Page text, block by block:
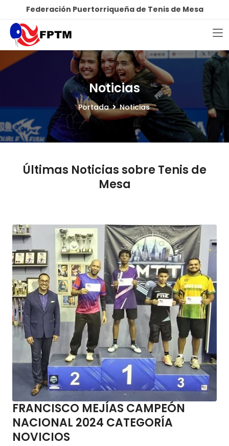
Federación Puertorriqueña de Tenis de Mesa
Noticias
Portada Noticias
Últimas Noticias sobre Tenis de
Mesa
FRANCISCO MEJÍAS CAMPEÓN
NACIONAL 2024 CATEGORÍA
NOVICIOS